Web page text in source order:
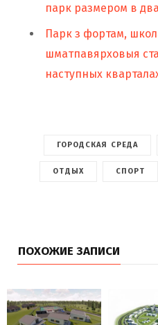
парк размером в
Парк з фортам,
шматпавярховыя
наступных
ГОРОДСКАЯ СРЕДА
ОТДЫХ СПОРТ
ПОХОЖИЕ ЗАПИСИ